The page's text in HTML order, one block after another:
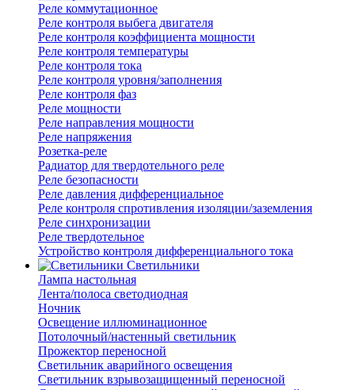
Реле коммутационное
Реле контроля выбега двигателя
Реле контроля коэффициента мощности
Реле контроля температуры
Реле контроля тока
Реле контроля уровня/заполнения
Реле контроля фаз
Реле мощности
Реле направления мощности
Реле напряжения
Розетка-реле
Радиатор для твердотельного реле
Реле безопасности
Реле давления дифференциальное
Реле контроля спротивления изоляции/заземления
Реле синхронизации
Реле твердотельное
Устройство контроля дифференциального тока
Светильники
Лампа настольная
Лента/полоса светодиодная
Ночник
Освещение иллюминационное
Потолочный/настенный светильник
Прожектор переносной
Светильник аварийного освещения
Светильник взрывозащищенный переносной